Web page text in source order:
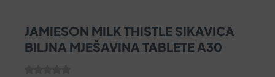
JAMIESON MILK THISTLE SIKAVICA
BILJNA MJEŠAVINA TABLETE A30